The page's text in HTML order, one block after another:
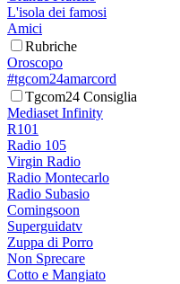
L'isola dei famosi
Amici
Rubriche
Oroscopo
#tgcom24amarcord
Tgcom24 Consiglia
Mediaset Infinity
R101
Radio 105
Virgin Radio
Radio Montecarlo
Radio Subasio
Comingsoon
Superguidatv
Zuppa di Porro
Non Sprecare
Cotto e Mangiato